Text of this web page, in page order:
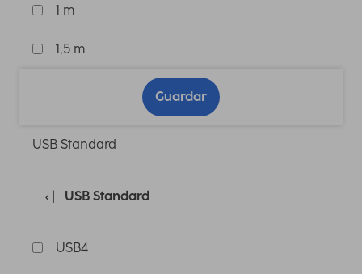
1 m
1,5 m
Guardar
USB Standard
USB Standard
USB4